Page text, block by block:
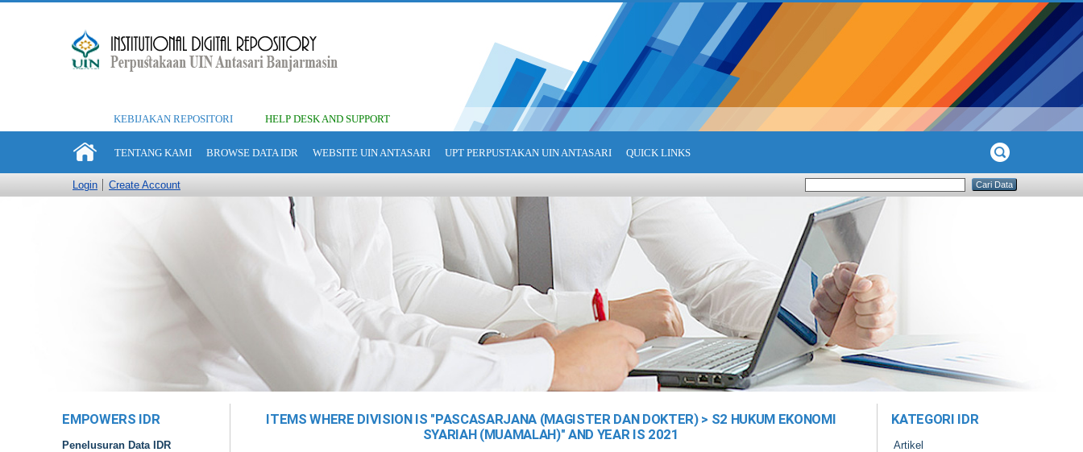
KEBIJAKAN REPOSITORI HELP DESK AND SUPPORT
TENTANG KAMI BROWSE DATA IDR WEBSITE UIN ANTASARI UPT PERPUSTAKAN UIN ANTASARI QUICK LINKS
Login Create Account
EMPOWERS IDR
Penelusuran Data IDR
ITEMS WHERE DIVISION IS "PASCASARJANA (MAGISTER DAN DOKTER) > S2 HUKUM EKONOMI
SYARIAH (MUAMALAH)" AND YEAR IS 2021
KATEGORI IDR
Artikel